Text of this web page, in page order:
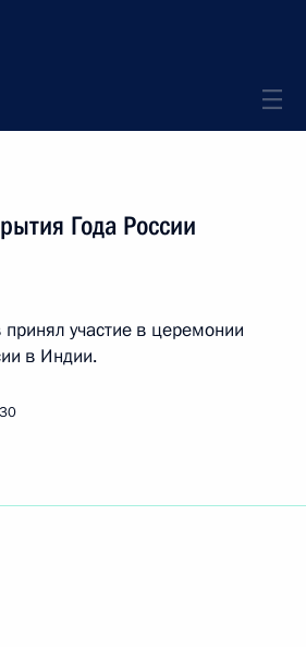
Года России
участие в церемонии
в Индии.